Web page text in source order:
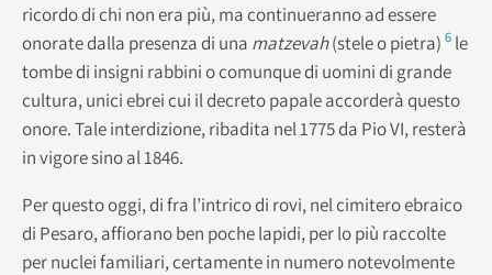
ricordo di chi non era più, ma continueranno ad essere
onorate dalla presenza di una matzevah(stele o pietra) 6 le
tombe di insigni rabbini o comunque di uomini di grande
cultura, unici ebrei cui il decreto papale accorderà questo
onore. Tale interdizione, ribadita nel 1775 da Pio VI, resterà
in vigore sino al 1846.
Per questo oggi, di fra l’intrico di rovi, nel cimitero ebraico
di Pesaro, affiorano ben poche lapidi, per lo più raccolte
per nuclei familiari, certamente in numero notevolmente